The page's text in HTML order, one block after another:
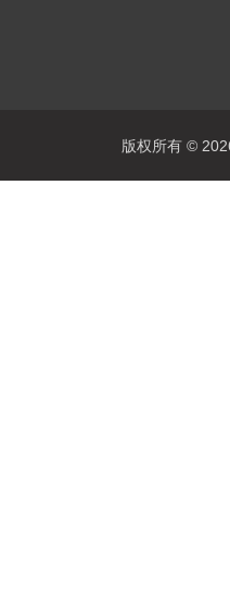
版权所有 ©